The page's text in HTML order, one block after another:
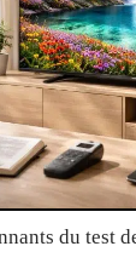
du test